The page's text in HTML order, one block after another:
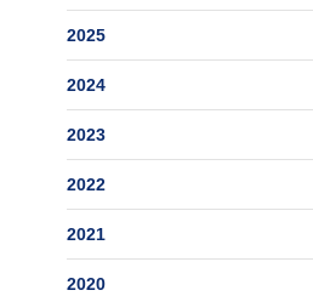
2025
2024
2023
2022
2021
2020